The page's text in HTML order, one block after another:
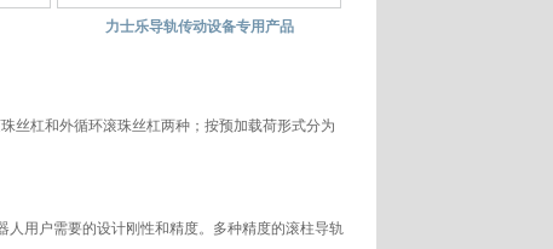
力士乐导轨传动设备专用产品
丝杠和外循环滚珠丝杠两种；按预加载荷形式分为
用户需要的设计刚性和精度。多种精度的滚柱导轨